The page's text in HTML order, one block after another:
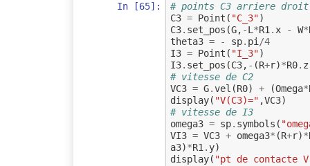
In [65]:
# points C3 arriere droit
C3 = Point ( "C_3")
C3. set_pos (G, -L*R1.x - W*
theta3 = - sp. pi/4
I3 = Point ( "I_3")
I3. set_pos (C3, - (R+r)*R0. z
# vitesse de C2
VC3 = G.vel (R0) + (Omega*
display( "V(C3)=" ,VC3)
# vitesse de I3
omega3 = sp. symbols (
VI3 = VC3 + omega3* (R+r)*
a3)*R1. y)
display( "pt de contacte